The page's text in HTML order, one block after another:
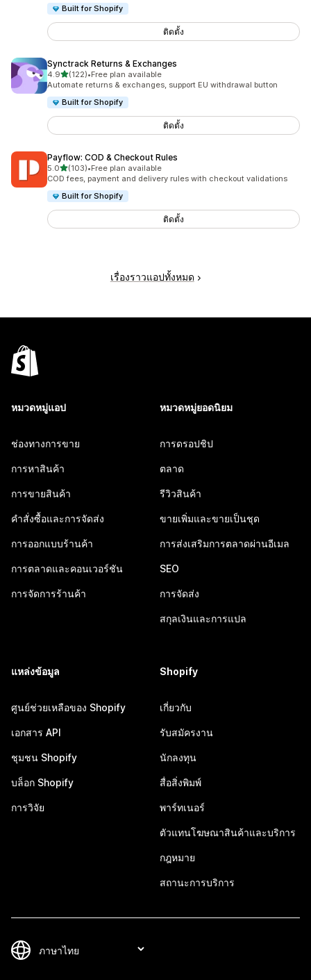
Built for Shopify
ติดตั้ง
Synctrack Returns & Exchanges
4.9เต็ม 5 ดาว
(122)
ทั้งหมด 122 รีวิว
•Free plan available
Automate returns & exchanges, support EU withdrawal button
Built for Shopify
ติดตั้ง
Payflow: COD & Checkout Rules
5.0เต็ม 5 ดาว
(103)
ทั้งหมด 103 รีวิว
•Free plan available
COD fees, payment and delivery rules with checkout validations
Built for Shopify
ติดตั้ง
เรื่องราวแอปทั้งหมด
หมวดหมู่แอป
ช่องทางการขาย
การหาสินค้า
การขายสินค้า
คำสั่งซื้อและการจัดส่ง
การออกแบบร้านค้า
การตลาดและคอนเวอร์ชัน
การจัดการร้านค้า
หมวดหมู่ยอดนิยม
การดรอปชิป
ตลาด
รีวิวสินค้า
ขายเพิ่มและขายเป็นชุด
การส่งเสริมการตลาดผ่านอีเมล
SEO
การจัดส่ง
สกุลเงินและการแปล
แหล่งข้อมูล
ศูนย์ช่วยเหลือของ Shopify
เอกสาร API
ชุมชน Shopify
บล็อก Shopify
การวิจัย
Shopify
เกี่ยวกับ
รับสมัครงาน
นักลงทุน
สื่อสิ่งพิมพ์
พาร์ทเนอร์
ตัวแทนโฆษณาสินค้าและบริการ
กฎหมาย
สถานะการบริการ